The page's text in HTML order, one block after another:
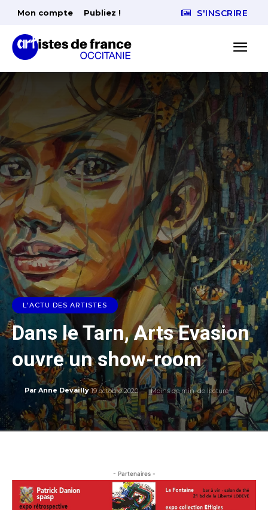
Mon compte Publiez ! S'INSCRIRE
L'ACTU DES ARTISTES
Dans le Tarn, Arts Evasion
ouvre un show-room
Par Anne Devailly 19 octobre 2020 Moins demin. de lecture
- Partenaires -